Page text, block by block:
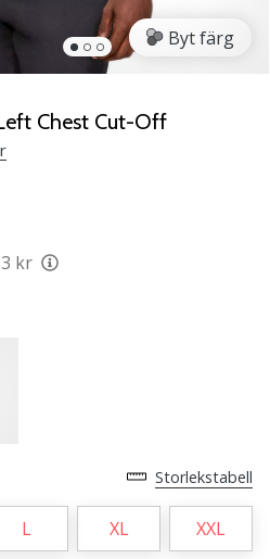
Byt färg
Chest Cut-Off
kr
Storlekstabell
L XL XXL